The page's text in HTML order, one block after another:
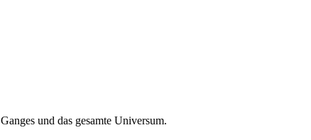
und das gesamte Universum.